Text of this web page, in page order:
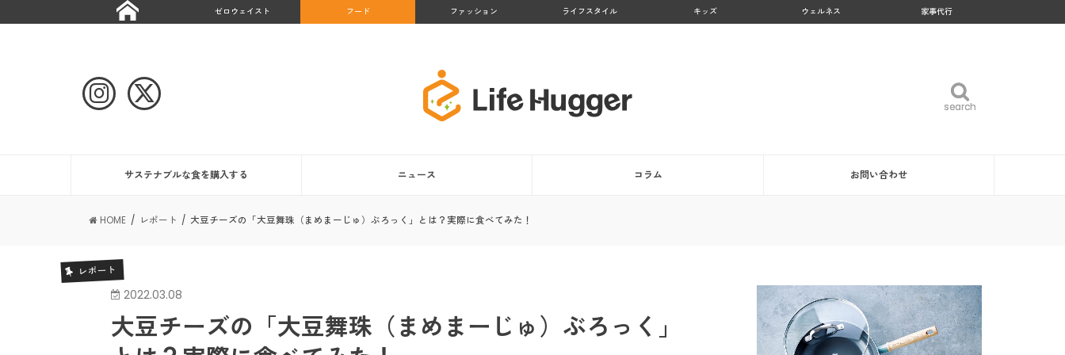
ゼロウェイスト フード ファッション ライフスタイル キッズ ウェルネス 家事代行
search
search
サステナブルな食を購入する ニュース コラム お問い合わせ
HOME レポート 大豆チーズの「大豆舞珠（まめまーじゅ）ぶろっく」とは？実際に食べてみた！
レポート
2022.03.08
大豆チーズの「大豆舞珠（まめまーじゅ）ぶろっく」